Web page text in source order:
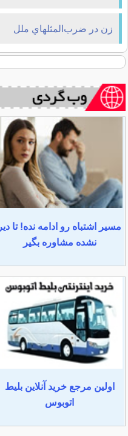
زن در ضرب‌المثلهاي ملل
مسیر اشتباه رو ادامه نده! تا دیر
نشده مشاوره بگیر
اولین مرجع خرید آنلاین بلیط
اتوبوس